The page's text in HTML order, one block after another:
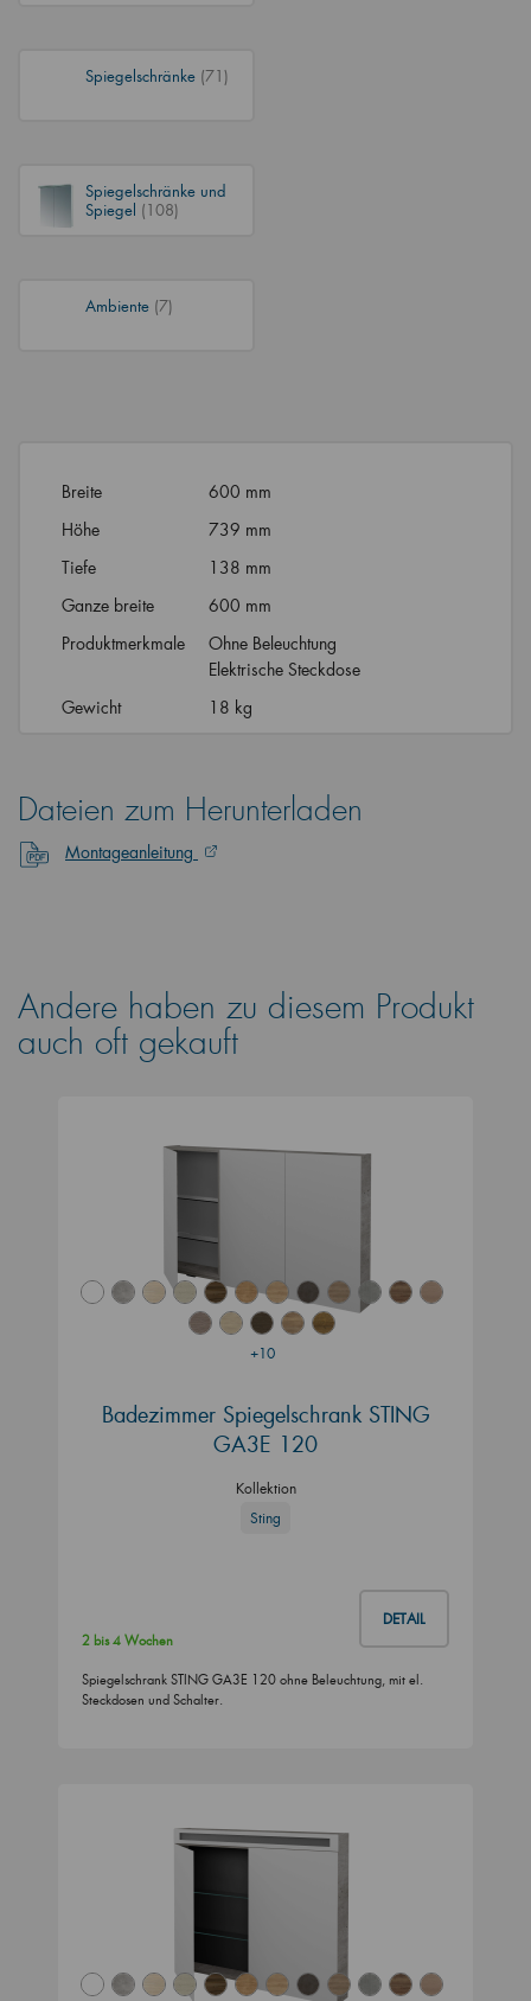
Spiegelschränke (71)
Spiegelschränke und
Spiegel (108)
Ambiente (7)
Breite
600 mm
Höhe
739 mm
Tiefe
138 mm
Ganze breite
600 mm
Produktmerkmale
Ohne Beleuchtung
Elektrische Steckdose
Gewicht
18 kg
Dateien zum Herunterladen
Montageanleitung
Andere haben zu diesem Produkt
auch oft gekauft
+10
Badezimmer Spiegelschrank STING
GA3E 120
Kollektion
Sting
DETAIL
2 bis 4 Wochen
Spiegelschrank STING GA3E 120 ohne Beleuchtung, mit el.
Steckdosen und Schalter.